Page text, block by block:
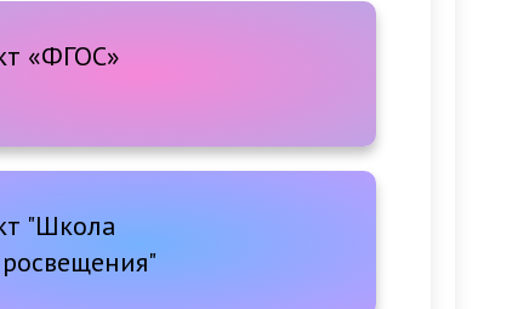
«ФГОС»
"Школа